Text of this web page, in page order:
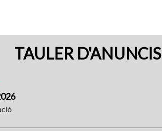
TAULER D'ANUNCIS